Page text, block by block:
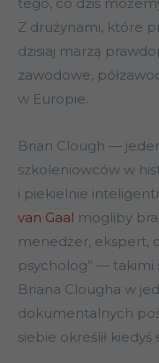
Z drużynami, które
dzisiaj marzą
zawodowe,
w Europie.
Brian Clough —
szkoleniowców w
i piekielnie
van Gaal mogliby
menedżer, ekspert,
psycholog” — takimi
Briana Clougha w
dokumentalnych
siebie określił kiedyś